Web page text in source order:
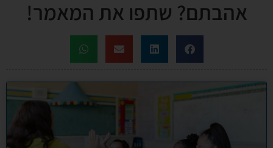
אהבתם? שתפו את המאמר!